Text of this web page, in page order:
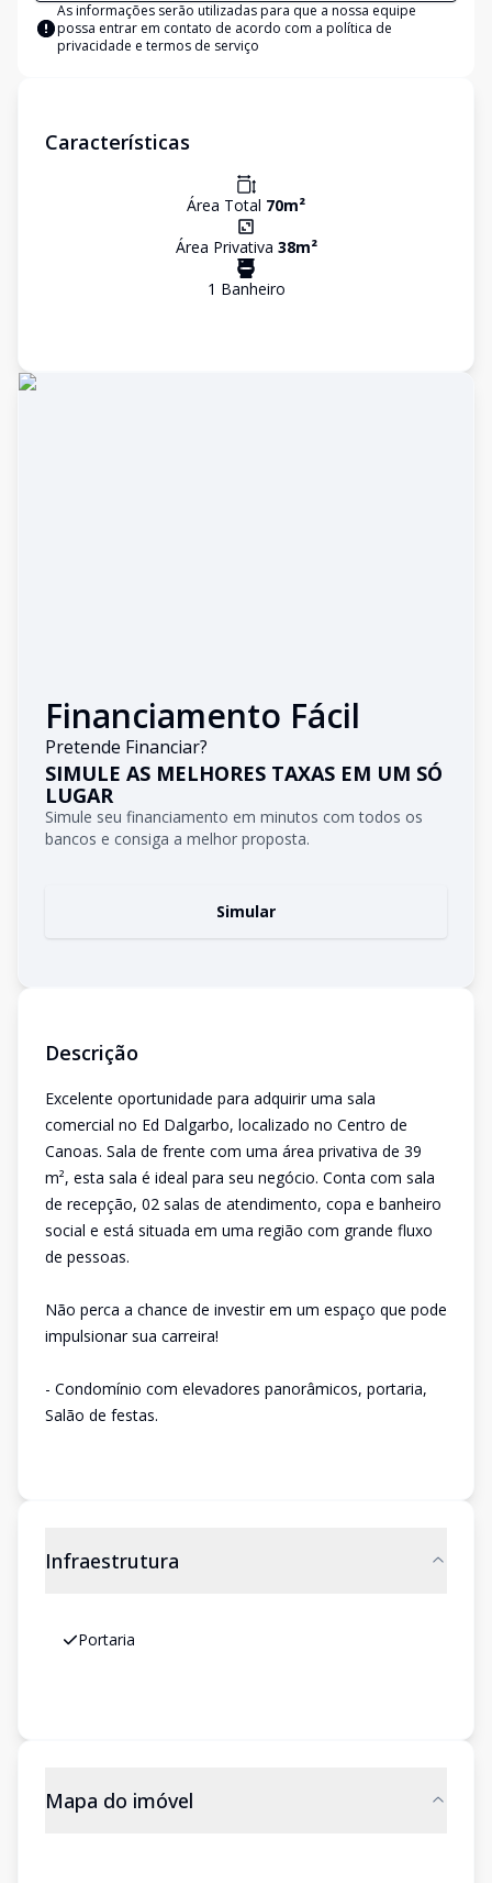
As informações serão utilizadas para que a nossa equipe
possa entrar em contato de acordo com a política de
privacidade e termos de serviço
Características
Área Total 70m²
Área Privativa 38m²
1 Banheiro
Financiamento Fácil
Pretende Financiar?
SIMULE AS MELHORES TAXAS EM UM SÓ
LUGAR
Simule seu financiamento em minutos com todos os
bancos e consiga a melhor proposta.
Simular
Descrição
Excelente oportunidade para adquirir uma sala
comercial no Ed Dalgarbo, localizado no Centro de
Canoas. Sala de frente com uma área privativa de 39
m², esta sala é ideal para seu negócio. Conta com sala
de recepção, 02 salas de atendimento, copa e banheiro
social e está situada em uma região com grande fluxo
de pessoas.
Não perca a chance de investir em um espaço que pode
impulsionar sua carreira!
- Condomínio com elevadores panorâmicos, portaria,
Salão de festas.
Infraestrutura
Portaria
Mapa do imóvel